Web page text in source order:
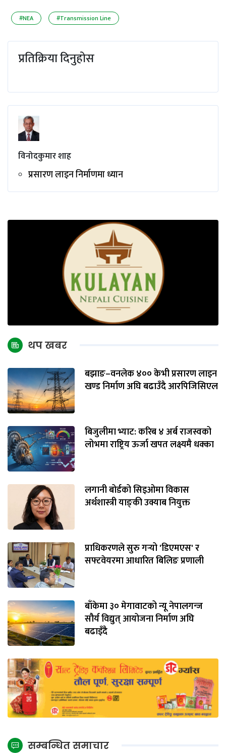
#NEA #Transmission Line
प्रतिक्रिया दिनुहोस
विनोदकुमार शाह
प्रसारण लाइन निर्माणमा ध्यान
थप खबर
बझाङ–वनलेक ४०० केभी प्रसारण लाइन
खण्ड निर्माण अघि बढाउँदै आरपिजिसिएल
बिजुलीमा भ्याट: करिब ४ अर्ब राजस्वको
लोभमा राष्ट्रिय ऊर्जा खपत लक्ष्यमै धक्का
लगानी बोर्डको सिइओमा विकास
अर्थशास्त्री याङ्‌की उक्याब नियुक्त
प्राधिकरणले सुरु गर्‍यो 'डिएमएस' र
सफ्टवेयरमा आधारित बिलिङ प्रणाली
बाँकेमा ३० मेगावाटको न्यू नेपालगन्ज
सौर्य विद्युत् आयोजना निर्माण अघि
बढाइँदै
सम्बन्धित समाचार